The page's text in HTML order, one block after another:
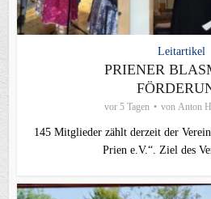
Leitartikel
PRIENER
vor 5 Tagen von Anton
145 Mitglieder zählt derzeit der
Prien e.V.“. Ziel des